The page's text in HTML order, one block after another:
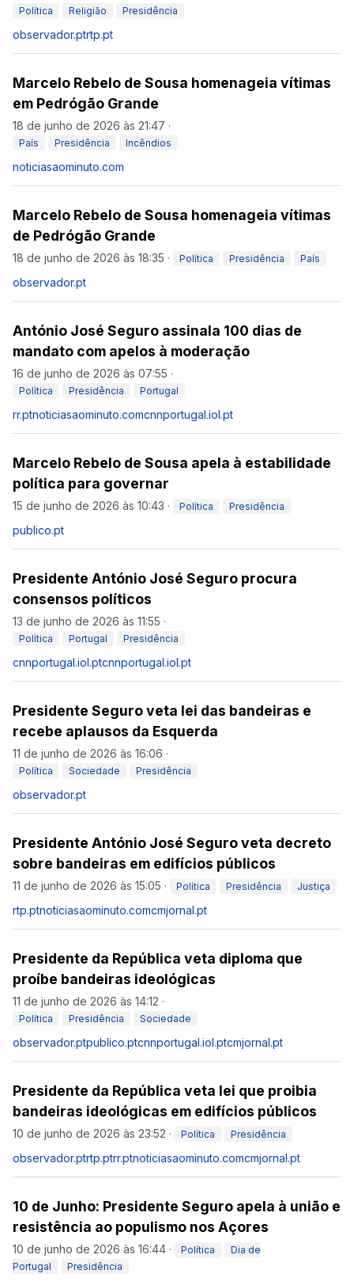
Política Religião Presidência
observador.ptrtp.pt
Marcelo Rebelo de Sousa homenageia vítimas
em Pedrógão Grande
18 de junho de 2026 às 21:47 ·
País Presidência Incêndios
noticiasaominuto.com
Marcelo Rebelo de Sousa homenageia vítimas
de Pedrógão Grande
18 de junho de 2026 às 18:35 · Política Presidência País
observador.pt
António José Seguro assinala 100 dias de
mandato com apelos à moderação
16 de junho de 2026 às 07:55 ·
Política Presidência Portugal
rr.ptnoticiasaominuto.comcnnportugal.iol.pt
Marcelo Rebelo de Sousa apela à estabilidade
política para governar
15 de junho de 2026 às 10:43 · Política Presidência
publico.pt
Presidente António José Seguro procura
consensos políticos
13 de junho de 2026 às 11:55 ·
Política Portugal Presidência
cnnportugal.iol.ptcnnportugal.iol.pt
Presidente Seguro veta lei das bandeiras e
recebe aplausos da Esquerda
11 de junho de 2026 às 16:06 ·
Política Sociedade Presidência
observador.pt
Presidente António José Seguro veta decreto
sobre bandeiras em edifícios públicos
11 de junho de 2026 às 15:05 · Política Presidência Justiça
rtp.ptnoticiasaominuto.comcmjornal.pt
Presidente da República veta diploma que
proíbe bandeiras ideológicas
11 de junho de 2026 às 14:12 ·
Política Presidência Sociedade
observador.ptpublico.ptcnnportugal.iol.ptcmjornal.pt
Presidente da República veta lei que proibia
bandeiras ideológicas em edifícios públicos
10 de junho de 2026 às 23:52 · Política Presidência
observador.ptrtp.ptrr.ptnoticiasaominuto.comcmjornal.pt
10 de Junho: Presidente Seguro apela à união e
resistência ao populismo nos Açores
10 de junho de 2026 às 16:44 · Política
Dia de
Portugal
Presidência